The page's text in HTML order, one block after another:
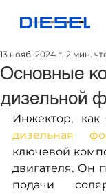
Основные
дизельной
13 нояб. 2024 г. 2 мин.
дизельная
ключевой
двигателя. Он
подачи